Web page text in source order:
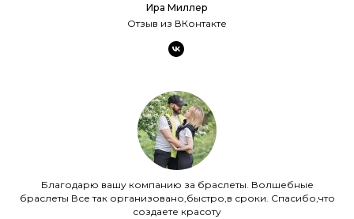
Ира Миллер
Отзыв из ВКонтакте
Благодарю вашу компанию за браслеты. Волшебные
браслеты Все так организовано,быстро,в сроки. Спасибо,что
создаете красоту